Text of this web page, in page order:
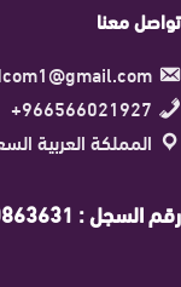
تواصل معنا
966566021927+
المملكة العربية
رقم السجل : 1010863631